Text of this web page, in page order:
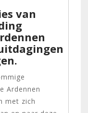
van
Ardennen
met zich